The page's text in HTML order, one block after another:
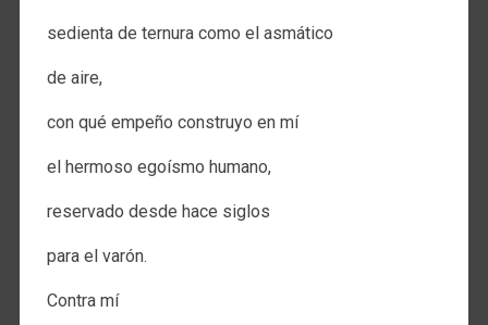
sedienta de ternura como el asmático
de aire,
con qué empeño construyo en mí
el hermoso egoísmo humano,
reservado desde hace siglos
para el varón.
Contra mí